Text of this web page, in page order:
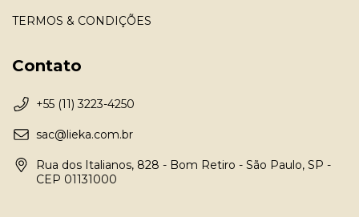
TERMOS & CONDIÇÕES
Contato
+55 (11) 3223-4250
sac@lieka.com.br
Rua dos Italianos, 828 - Bom Retiro - São Paulo, SP -
CEP 01131000